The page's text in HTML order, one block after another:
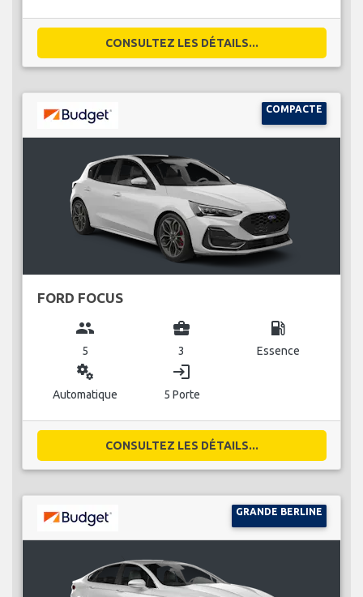
CONSULTEZ LES DÉTAILS...
COMPACTE
FORD FOCUS
group
5
business_center
3
local_gas_station
Essence
miscellaneous_services
Automatique
login
5 Porte
CONSULTEZ LES DÉTAILS...
GRANDE BERLINE